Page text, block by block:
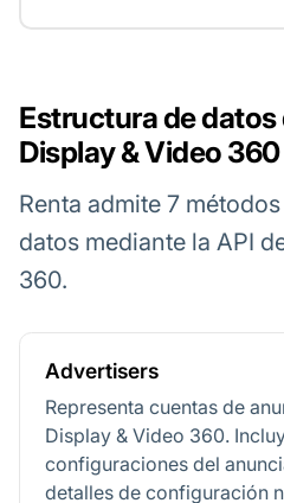
Estructura de datos
Display & Video 360
Renta admite 7
datos mediante la API
360.
Advertisers
Representa cuentas de
Display & Video 360.
configuraciones del
detalles de configuración